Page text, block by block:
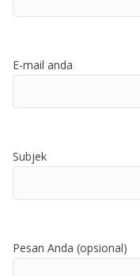
E-mail anda
Subjek
Pesan Anda (opsional)